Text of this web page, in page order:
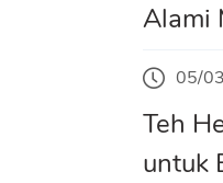
Alami
05/
Teh
untuk